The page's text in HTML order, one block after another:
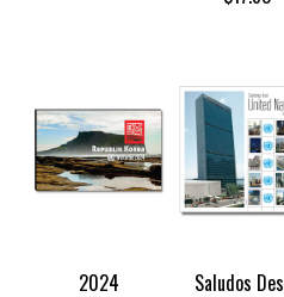
2024
Saludos